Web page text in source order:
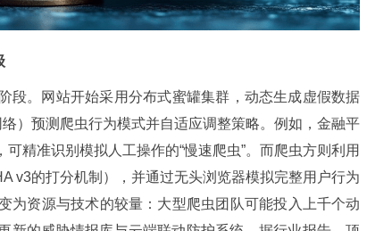
段。网站开始采用分布式蜜罐集群，动态生成虚假数据
）预测爬虫行为模式并自适应调整策略。例如，金融平
精准识别模拟人工操作的“慢速爬虫”。而爬虫方则利用
v3的打分机制），并通过无头浏览器模拟完整用户行为
为资源与技术的较量：大型爬虫团队可能投入上千个动